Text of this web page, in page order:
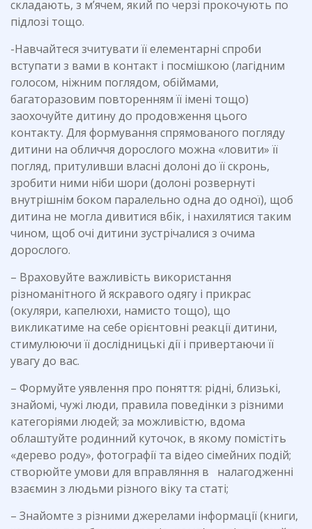
складають, з м’ячем, який по черзі прокочують по
підлозі тощо.
-Навчайтеся зчитувати її елементарні спроби
вступати з вами в контакт і посмішкою (лагідним
голосом, ніжним поглядом, обіймами,
багаторазовим повторенням її імені тощо)
заохочуйте дитину до продовження цього
контакту. Для формування спрямованого погляду
дитини на обличчя дорослого можна «ловити» її
погляд, притуливши власні долоні до її скронь,
зробити ними ніби шори (долоні розвернуті
внутрішнім боком паралельно одна до одної), щоб
дитина не могла дивитися вбік, і нахилятися таким
чином, щоб очі дитини зустрічалися з очима
дорослого.
– Враховуйте важливість використання
різноманітного й яскравого одягу і прикрас
(окуляри, капелюхи, намисто тощо), що
викликатиме на себе орієнтовні реакції дитини,
стимулюючи її дослідницькі дії і привертаючи її
увагу до вас.
– Формуйте уявлення про поняття: рідні, близькі,
знайомі, чужі люди, правила поведінки з різними
категоріями людей; за можливістю, вдома
облаштуйте родинний куточок, в якому помістіть
«дерево роду», фотографії та відео сімейних подій;
створюйте умови для вправляння в налагодженні
взаємин з людьми різного віку та статі;
– Знайомте з різними джерелами інформації (книги,